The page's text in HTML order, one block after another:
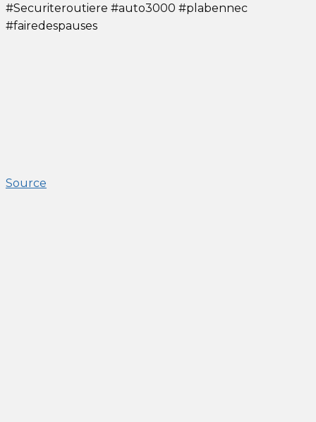
#Securiteroutiere #auto3000 #plabennec
#fairedespauses
Source